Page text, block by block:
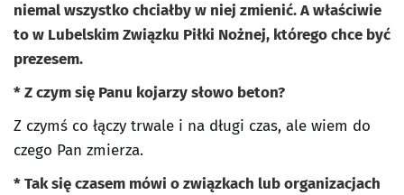
niemal wszystko chciałby w niej zmienić. A właściwie
to w Lubelskim Związku Piłki Nożnej, którego chce być
prezesem.
* Z czym się Panu kojarzy słowo beton?
Z czymś co łączy trwale i na długi czas, ale wiem do
czego Pan zmierza.
* Tak się czasem mówi o związkach lub organizacjach